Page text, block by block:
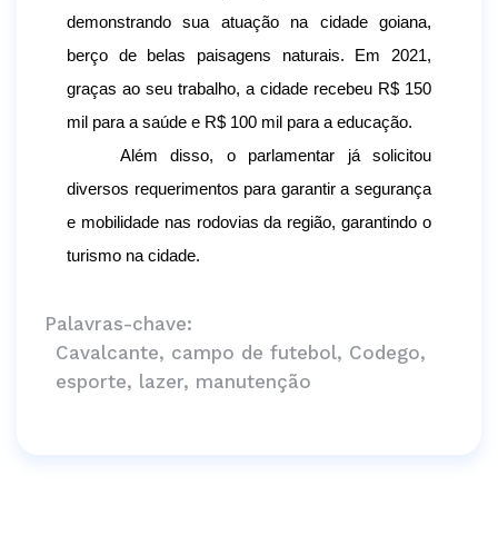
demonstrando sua atuação na cidade goiana,
berço de belas paisagens naturais. Em 2021,
graças ao seu trabalho, a cidade recebeu R$ 150
mil para a saúde e R$ 100 mil para a educação.
Além disso, o parlamentar já solicitou
diversos requerimentos para garantir a segurança
e mobilidade nas rodovias da região, garantindo o
turismo na cidade.
Palavras-chave:
Cavalcante, campo de futebol, Codego,
esporte, lazer, manutenção